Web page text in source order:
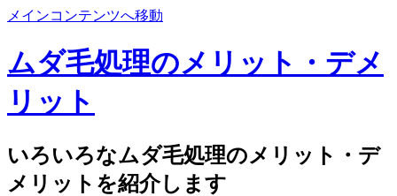
メインコンテンツへ移動
ムダ毛処理のメリット・デメ
リット
いろいろなムダ毛処理のメリット・デ
メリットを紹介します